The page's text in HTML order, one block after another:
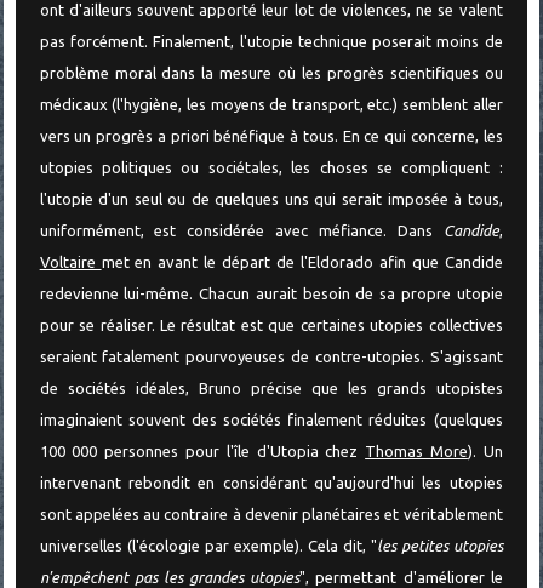
ont d'ailleurs souvent apporté leur lot de violences, ne se valent
pas forcément. Finalement, l'utopie technique poserait moins de
problème moral dans la mesure où les progrès scientifiques ou
médicaux (l'hygiène, les moyens de transport, etc.) semblent aller
vers un progrès a priori bénéfique à tous. En ce qui concerne, les
utopies politiques ou sociétales, les choses se compliquent :
l'utopie d'un seul ou de quelques uns qui serait imposée à tous,
uniformément, est considérée avec méfiance. Dans Candide,
Voltaire met en avant le départ de l'Eldorado afin que Candide
redevienne lui-même. Chacun aurait besoin de sa propre utopie
pour se réaliser. Le résultat est que certaines utopies collectives
seraient fatalement pourvoyeuses de contre-utopies. S'agissant
de sociétés idéales, Bruno précise que les grands utopistes
imaginaient souvent des sociétés finalement réduites (quelques
100 000 personnes pour l'île d'Utopia chez Thomas More). Un
intervenant rebondit en considérant qu'aujourd'hui les utopies
sont appelées au contraire à devenir planétaires et véritablement
universelles (l'écologie par exemple). Cela dit, "les petites utopies
n'empêchent pas les grandes utopies", permettant d'améliorer le